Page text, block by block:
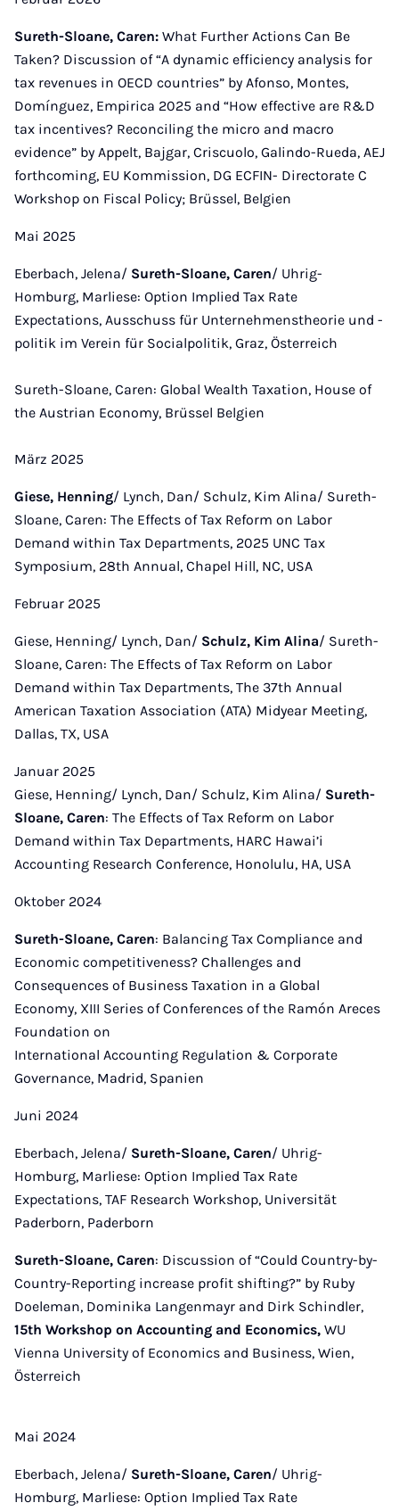
Sureth-Sloane, Caren: What Further Actions Can Be
Taken? Discussion of “A dynamic efficiency analysis for
tax revenues in OECD countries” by Afonso, Montes,
Domínguez, Empirica 2025 and “How effective are R&D
tax incentives? Reconciling the micro and macro
evidence” by Appelt, Bajgar, Criscuolo, Galindo-Rueda, AEJ
forthcoming, EU Kommission, DG ECFIN- Directorate C
Workshop on Fiscal Policy; Brüssel, Belgien
Mai 2025
Eberbach, Jelena/ Sureth-Sloane, Caren/ Uhrig-
Homburg, Marliese: Option Implied Tax Rate
Expectations, Ausschuss für Unternehmenstheorie und -
politik im Verein für Socialpolitik, Graz, Österreich
Sureth-Sloane, Caren: Global Wealth Taxation, House of
the Austrian Economy, Brüssel Belgien
März 2025
Giese, Henning/ Lynch, Dan/ Schulz, Kim Alina/ Sureth-
Sloane, Caren: The Effects of Tax Reform on Labor
Demand within Tax Departments, 2025 UNC Tax
Symposium, 28th Annual, Chapel Hill, NC, USA
Februar 2025
Giese, Henning/ Lynch, Dan/ Schulz, Kim Alina/ Sureth-
Sloane, Caren: The Effects of Tax Reform on Labor
Demand within Tax Departments, The 37th Annual
American Taxation Association (ATA) Midyear Meeting,
Dallas, TX, USA
Januar 2025
Giese, Henning/ Lynch, Dan/ Schulz, Kim Alina/ Sureth-
Sloane, Caren: The Effects of Tax Reform on Labor
Demand within Tax Departments, HARC Hawai’i
Accounting Research Conference, Honolulu, HA, USA
Oktober 2024
Sureth-Sloane, Caren: Balancing Tax Compliance and
Economic competitiveness? Challenges and
Consequences of Business Taxation in a Global
Economy, XIII Series of Conferences of the Ramón Areces
Foundation on
International Accounting Regulation & Corporate
Governance, Madrid, Spanien
Juni 2024
Eberbach, Jelena/ Sureth-Sloane, Caren/ Uhrig-
Homburg, Marliese: Option Implied Tax Rate
Expectations, TAF Research Workshop, Universität
Paderborn, Paderborn
Sureth-Sloane, Caren: Discussion of “Could Country-by-
Country-Reporting increase profit shifting?” by Ruby
Doeleman, Dominika Langenmayr and Dirk Schindler,
15th Workshop on Accounting and Economics, WU
Vienna University of Economics and Business, Wien,
Österreich
Mai 2024
Eberbach, Jelena/ Sureth-Sloane, Caren/ Uhrig-
Homburg, Marliese: Option Implied Tax Rate